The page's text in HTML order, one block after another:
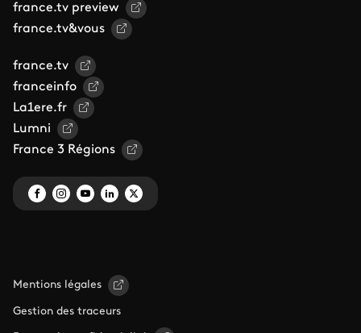
france.tv preview
france.tv&vous
france.tv
franceinfo
La1ere.fr
Lumni
France 3 Régions
Mentions légales
Gestion des traceurs